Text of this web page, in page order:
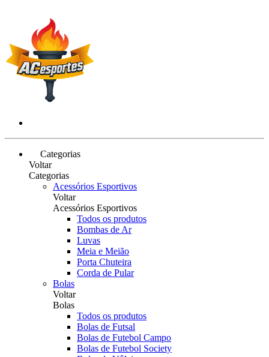
Categorias
Voltar
Categorias
Acessórios Esportivos
Voltar
Acessórios Esportivos
Todos os produtos
Bombas de Ar
Luvas
Meia e Meião
Porta Chuteira
Corda de Pular
Bolas
Voltar
Bolas
Todos os produtos
Bolas de Futsal
Bolas de Futebol Campo
Bolas de Futebol Society